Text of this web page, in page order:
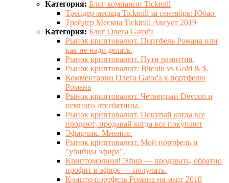
Категория: Блог компании Tiсkmill
Трейдер месяца Tickmill за сентябрь: Юбао
Трейдер Месяца Tickmill Август 2019
Категория: Блог Олега Gator'a
Рынок криптовалют. Портфель Романа или
как не надо делать.
Рынок криптовалют. Пути развития.
Рынок криптовалют: Bitcoin vs Gold & $.
Комментарии Олега Gator'a к портфелю
Романа
Рынок криптовалют. Четвертый Devcon и
немного отсебятины.
Рынок криптовалют. Покупай когда все
продают, продавай когда все покупают
Эфирчик. Мнение.
Рынок криптовалют. Мой портфель и
"убийцы эфира".
Криптомолния! Эфир — продавать, обратно
профит в эфире — получать.
Крипто-портфель Романа на март 2018